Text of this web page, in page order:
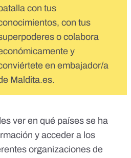
con tus
con tus
o colabora
y
en embajador/a
Maldita.es.
ver en qué países se ha
y acceder a los
organizaciones de